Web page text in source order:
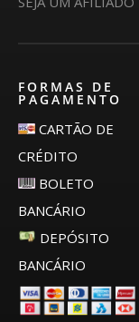
FORMAS DE
PAGAMENTO
CARTÃO DE
CRÉDITO
BOLETO
BANCÁRIO
DEPÓSITO
BANCÁRIO